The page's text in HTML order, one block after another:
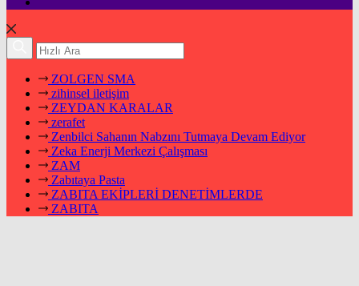
ZOLGEN SMA
zihinsel iletişim
ZEYDAN KARALAR
zerafet
Zenbilci Sahanın Nabzını Tutmaya Devam Ediyor
Zeka Enerji Merkezi Çalışması
ZAM
Zabıtaya Pasta
ZABITA EKİPLERİ DENETİMLERDE
ZABITA